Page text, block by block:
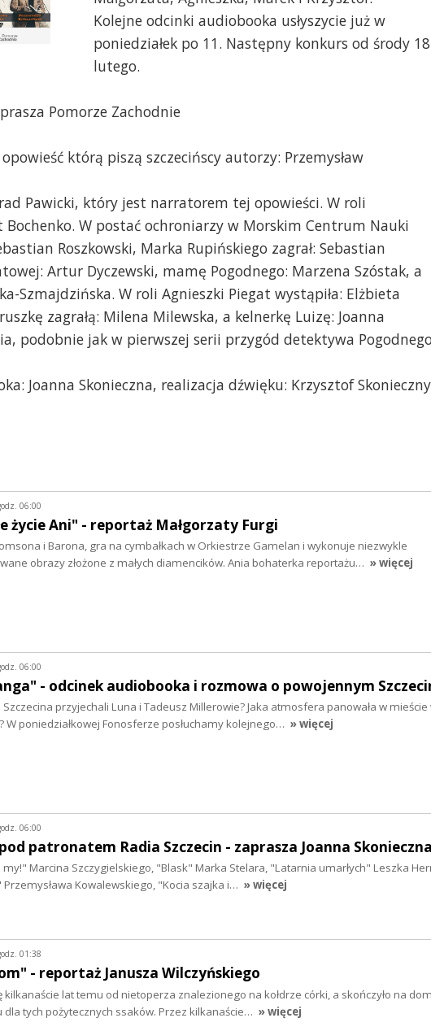
Kolejne odcinki audiobooka usłyszycie już w
poniedziałek po 11. Następny konkurs od środy 18
lutego.
Pomorze Zachodnie
którą piszą szczecińscy autorzy: Przemysław
Pawicki, który jest narratorem tej opowieści. W roli
Bochenko. W postać ochroniarzy w Morskim Centrum Nauki
Roszkowski, Marka Rupińskiego zagrał: Sebastian
Artur Dyczewski, mamę Pogodnego: Marzena Szóstak, a
Szmajdzińska. W roli Agnieszki Piegat wystąpiła: Elżbieta
zagrałą: Milena Milewska, a kelnerkę Luizę: Joanna
podobnie jak w pierwszej serii przygód detektywa
Joanna Skonieczna, realizacja dźwięku: Krzysztof
06:00
życie Ani" - reportaż Małgorzaty Furgi
i Barona, gra na cymbałkach w Orkiestrze Gamelan i wykonuje niezwykle
obrazy złożone z małych diamencików. Ania bohaterka reportażu… » więcej
06:00
- odcinek audiobooka i rozmowa o powojennym
Szczecina przyjechali Luna i Tadeusz Millerowie? Jaka atmosfera panowała w
W poniedziałkowej Fonosferze posłuchamy kolejnego… » więcej
06:00
patronatem Radia Szczecin - zaprasza Joanna Skonieczna
my!" Marcina Szczygielskiego, "Blask" Marka Stelara, "Latarnia umarłych" Leszka
Przemysława Kowalewskiego, "Kocia szajka i… » więcej
01:38
- reportaż Janusza Wilczyńskiego
kilkanaście lat temu od nietoperza znalezionego na kołdrze córki, a skończyło na
dla tych pożytecznych ssaków. Przez kilkanaście… » więcej